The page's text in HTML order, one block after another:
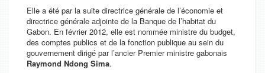
Elle a été par la suite directrice générale de l’économie et
directrice générale adjointe de la Banque de l’habitat du
Gabon. En février 2012, elle est nommée ministre du budget,
des comptes publics et de la fonction publique au sein du
gouvernement dirigé par l’ancier Premier ministre gabonais
Raymond Ndong Sima.